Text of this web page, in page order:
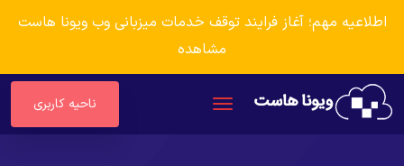
اطلاعیه مهم؛ آغاز فرایند توقف خدمات میزبانی وب ویونا هاست
مشاهده
ناحیه کاربری